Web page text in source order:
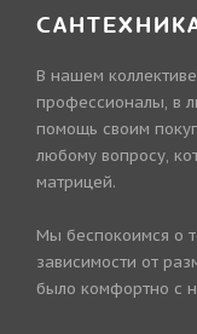
В нашем
профессионалы, в
помощь своим
любому вопросу,
матрицей.
Мы беспокоимся о
зависимости от
было комфортно с